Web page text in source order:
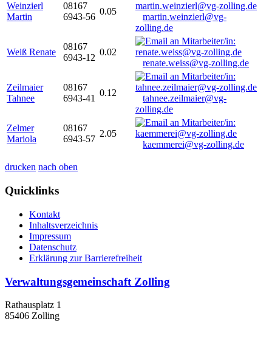
Weinzierl
Martin
08167
6943-56
0.05
martin.weinzierl@vg-
zolling.de
Weiß Renate
08167
6943-12
0.02
renate.weiss@vg-zolling.de
Zeilmaier
Tahnee
08167
6943-41
0.12
tahnee.zeilmaier@vg-
zolling.de
Zelmer
Mariola
08167
6943-57
2.05
kaemmerei@vg-zolling.de
drucken nach oben
Quicklinks
Kontakt
Inhaltsverzeichnis
Impressum
Datenschutz
Erklärung zur Barrierefreiheit
Verwaltungsgemeinschaft Zolling
Rathausplatz 1
85406 Zolling